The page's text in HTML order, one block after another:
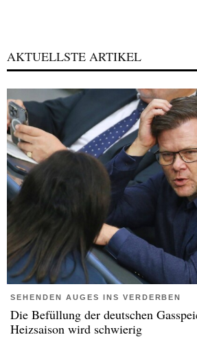
AKTUELLSTE ARTIKEL
SEHENDEN AUGES INS VERDERBEN
Die Befüllung der deutschen
Heizsaison wird schwierig